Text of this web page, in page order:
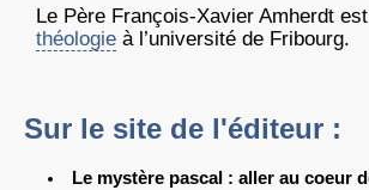
Le Père François-Xavier Amherdt
théologie à l’université de Fribourg.
Sur le site de l'éditeur :
Le mystère pascal : aller au coeur